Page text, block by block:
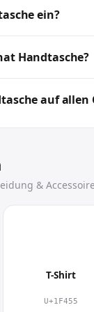
ein?
wieder ein.
Handtasche?
auf allen
&
T-Shirt
U+1F455